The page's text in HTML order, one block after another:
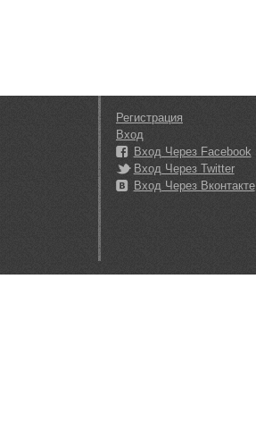
Регистрация
Вход
Вход Через Facebook
Вход Через Twitter
Вход Через Вконтакте